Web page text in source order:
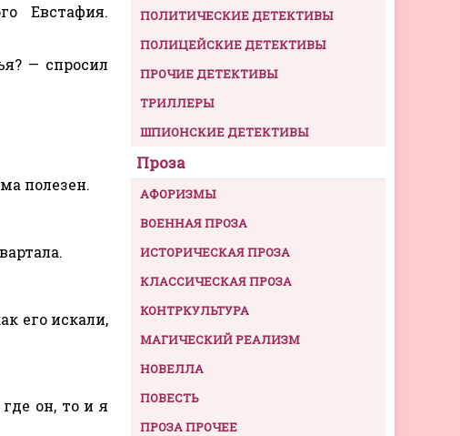
Евстафия.
— спросил
полезен.
его искали,
он, то и я
ПОЛИТИЧЕСКИЕ ДЕТЕКТИВЫ
ПОЛИЦЕЙСКИЕ ДЕТЕКТИВЫ
ПРОЧИЕ ДЕТЕКТИВЫ
ТРИЛЛЕРЫ
ШПИОНСКИЕ ДЕТЕКТИВЫ
Проза
АФОРИЗМЫ
ВОЕННАЯ ПРОЗА
ИСТОРИЧЕСКАЯ ПРОЗА
КЛАССИЧЕСКАЯ ПРОЗА
КОНТРКУЛЬТУРА
МАГИЧЕСКИЙ РЕАЛИЗМ
НОВЕЛЛА
ПОВЕСТЬ
ПРОЗА ПРОЧЕЕ